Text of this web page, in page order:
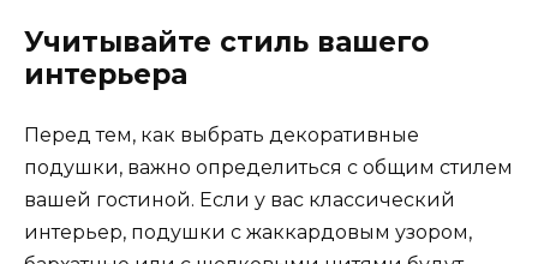
Учитывайте стиль вашего
интерьера
Перед тем, как выбрать декоративные
подушки, важно определиться с общим стилем
вашей гостиной. Если у вас классический
интерьер, подушки с жаккардовым узором,